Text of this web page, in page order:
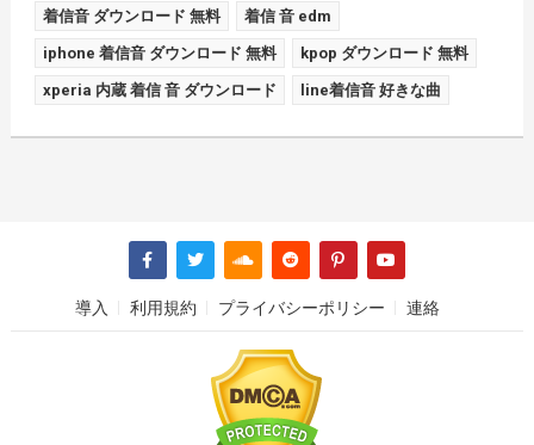
着信音 ダウンロード 無料 着信 音 edm
iphone 着信音 ダウンロード 無料 kpop ダウンロード 無料
xperia 内蔵 着信 音 ダウンロード line着信音 好きな曲
導入 利用規約 プライバシーポリシー 連絡